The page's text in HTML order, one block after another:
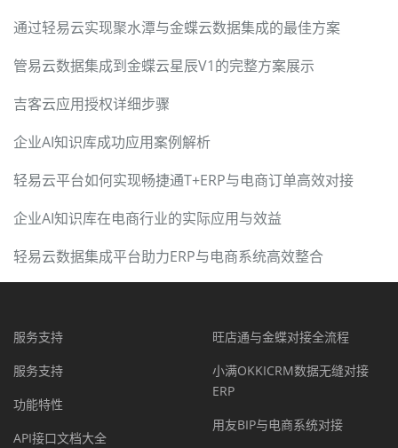
通过轻易云实现聚水潭与金蝶云数据集成的最佳方案
管易云数据集成到金蝶云星辰V1的完整方案展示
吉客云应用授权详细步骤
企业AI知识库成功应用案例解析
轻易云平台如何实现畅捷通T+ERP与电商订单高效对接
企业AI知识库在电商行业的实际应用与效益
轻易云数据集成平台助力ERP与电商系统高效整合
服务支持
服务支持
功能特性
API接口文档大全
旺店通与金蝶对接全流程
小满OKKICRM数据无缝对接
ERP
用友BIP与电商系统对接